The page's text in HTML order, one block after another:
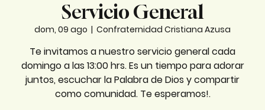
Servicio General
dom, 09 ago
  |
Confraternidad Cristiana Azusa
Te invitamos a nuestro servicio general cada
domingo a las 13:00 hrs. Es un tiempo para adorar
juntos, escuchar la Palabra de Dios y compartir
como comunidad. Te esperamos!.